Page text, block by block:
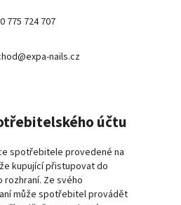
775 724 707
nails.cz
účtu
spotřebitele provedené na
kupující přistupovat do
Ze svého
může spotřebitel provádět